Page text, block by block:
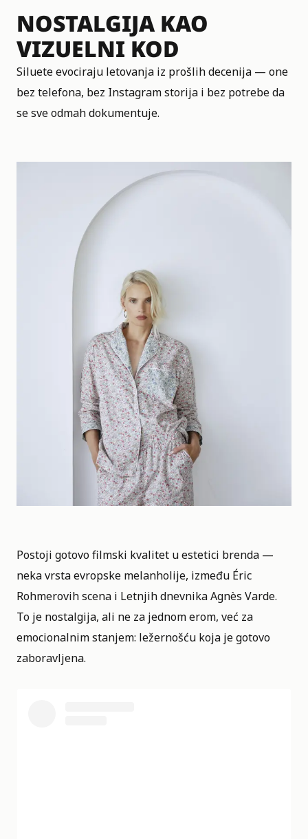
NOSTALGIJA KAO
VIZUELNI KOD
Siluete evociraju letovanja iz prošlih decenija — one
bez telefona, bez Instagram storija i bez potrebe da
se sve odmah dokumentuje.
Postoji gotovo filmski kvalitet u estetici brenda —
neka vrsta evropske melanholije, između Éric
Rohmerovih scena i Letnjih dnevnikaAgnès Varde.
To je nostalgija, ali ne za jednom erom, već za
emocionalnim stanjem: ležernošću koja je gotovo
zaboravljena.